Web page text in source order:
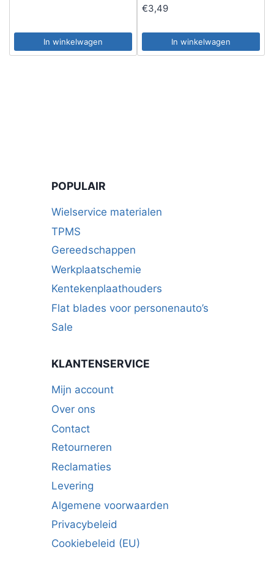
In winkelwagen
€3,49
In winkelwagen
POPULAIR
Wielservice materialen
TPMS
Gereedschappen
Werkplaatschemie
Kentekenplaathouders
Flat blades voor personenauto’s
Sale
KLANTENSERVICE
Mijn account
Over ons
Contact
Retourneren
Reclamaties
Levering
Algemene voorwaarden
Privacybeleid
Cookiebeleid (EU)